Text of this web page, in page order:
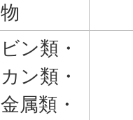
物
ビン類・
カン類・
金属類・